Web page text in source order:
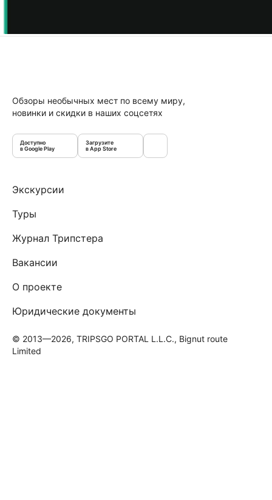
Обзоры необычных мест по всему миру,
новинки и скидки в наших соцсетях
Доступно
в Google Play
Загрузите
в App Store
Экскурсии
Туры
Журнал Трипстера
Вакансии
О проекте
Юридические документы
© 2013—2026, TRIPSGO PORTAL L.L.C., Bignut route
Limited